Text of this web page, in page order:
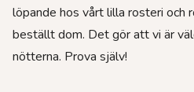
löpande hos vårt lilla rosteri och
beställt dom. Det gör att vi är
nötterna. Prova själv!